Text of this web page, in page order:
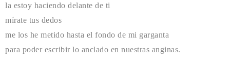
la estoy haciendo delante de ti
mírate tus dedos
me los he metido hasta el fondo de mi garganta
para poder escribir lo anclado en nuestras anginas.